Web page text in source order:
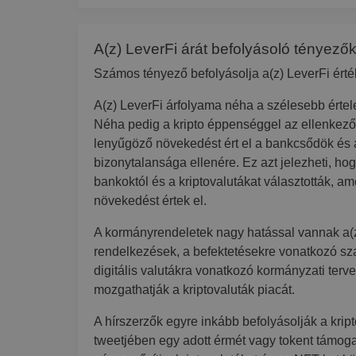
A(z) LeverFi árát befolyásoló tényezők
Számos tényező befolyásolja a(z) LeverFi
A(z) LeverFi árfolyama néha a szélesebb
Néha pedig a kripto éppenséggel az
lenyűgöző növekedést ért el a bankcsődök
bizonytalansága ellenére. Ez azt jelezheti,
bankoktól és a kriptovalutákat választották,
növekedést értek el.
A kormányrendeletek nagy hatással vannak
rendelkezések, a befektetésekre vonatkozó
digitális valutákra vonatkozó kormányzati
mozgathatják a kriptovaluták piacát.
A hírszerzők egyre inkább befolyásolják a
tweetjében egy adott érmét vagy tokent